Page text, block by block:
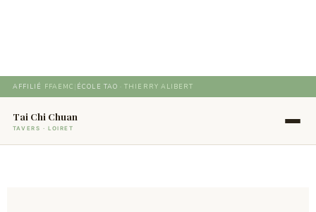
AFFILIÉ FFAEMC ÉCOLE TAO ·THIERRY ALIBERT
Tai Chi Chuan
TAVERS · LOIRET